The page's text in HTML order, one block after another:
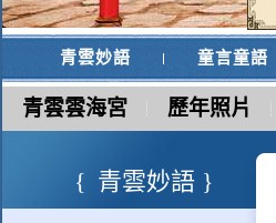
青雲妙語 童言童語
青雲雲海宮 歷年照片
青雲妙語